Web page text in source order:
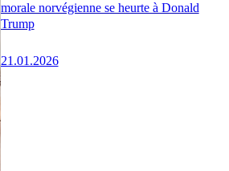
morale norvégienne se heurte à Donald
Trump
21.01.2026